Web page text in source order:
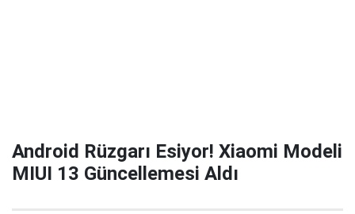
Android Rüzgarı Esiyor! Xiaomi Modeli
MIUI 13 Güncellemesi Aldı